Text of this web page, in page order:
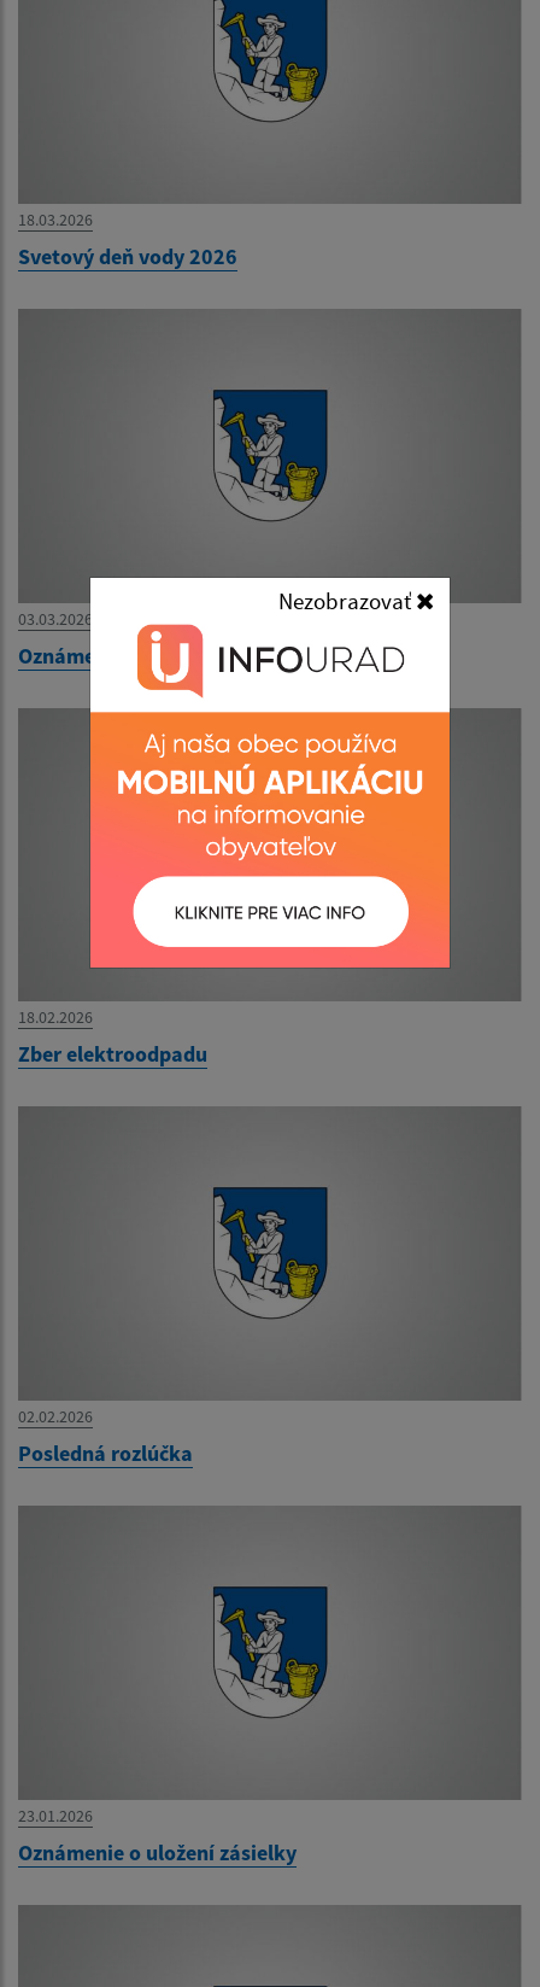
Nezobrazovať
18.03.2026
Svetový deň vody 2026
03.03.2026
Oznámenie o uložení zásielky
18.02.2026
Zber elektroodpadu
02.02.2026
Posledná rozlúčka
23.01.2026
Oznámenie o uložení zásielky